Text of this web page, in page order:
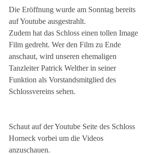
Die Eröffnung wurde am Sonntag bereits
auf Youtube ausgestrahlt.
Zudem hat das Schloss einen tollen Image
Film gedreht. Wer den Film zu Ende
anschaut, wird unseren ehemaligen
Tanzleiter Patrick Welther in seiner
Funktion als Vorstandsmitglied des
Schlossvereins sehen.
Schaut auf der Youtube Seite des Schloss
Horneck vorbei um die Videos
anzuschauen.